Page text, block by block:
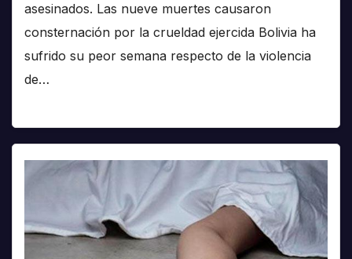
asesinados. Las nueve muertes causaron
consternación por la crueldad ejercida Bolivia ha
sufrido su peor semana respecto de la violencia
de…